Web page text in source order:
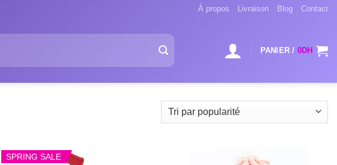
À propos Livraison Blog Contact
PANIER / 0DH
SPRING SALE